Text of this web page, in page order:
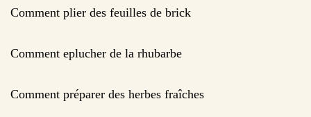
Comment plier des feuilles de brick
Comment eplucher de la rhubarbe
Comment préparer des herbes fraîches